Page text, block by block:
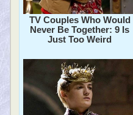
TV Couples Who Would
Never Be Together: 9 Is
Just Too Weird